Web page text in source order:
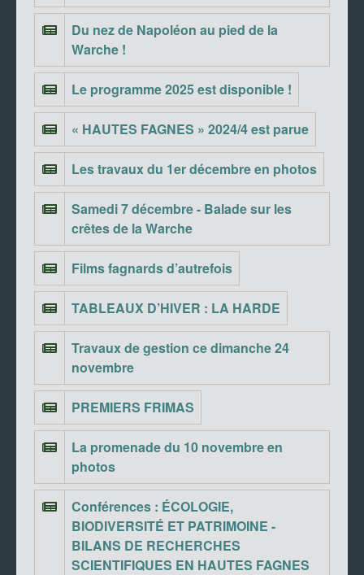
Du nez de Napoléon au pied de la
Warche !
Le programme 2025 est disponible !
« HAUTES FAGNES » 2024/4 est parue
Les travaux du 1er décembre en photos
Samedi 7 décembre - Balade sur les
crêtes de la Warche
Films fagnards d’autrefois
TABLEAUX D’HIVER : LA HARDE
Travaux de gestion ce dimanche 24
novembre
PREMIERS FRIMAS
La promenade du 10 novembre en
photos
Conférences : ÉCOLOGIE,
BIODIVERSITÉ ET PATRIMOINE -
BILANS DE RECHERCHES
SCIENTIFIQUES EN HAUTES FAGNES